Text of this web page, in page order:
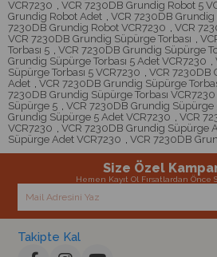
VCR7230 , VCR 7230DB Grundig Robot 5
Grundig Robot Adet , VCR 7230DB
7230DB Grundig Robot VCR7230 , VCR
VCR 7230DB Grundig Süpürge Torbası ,
Torbası 5 , VCR 7230DB Grundig Süpürge
Grundig Süpürge Torbası 5 Adet VCR7230 ,
Süpürge Torbası 5 VCR7230 , VCR 7230DB
Adet , VCR 7230DB Grundig Süpürge
7230DB Grundig Süpürge Torbası VCR7230
Süpürge 5 , VCR 7230DB Grundig Süpürge
Grundig Süpürge 5 Adet VCR7230 , VCR
VCR7230 , VCR 7230DB Grundig Süpürge
Süpürge Adet VCR7230 , VCR 7230DB
Size Özel
Hemen Kayıt Ol Fırsatlardan Önce
Takipte Kal